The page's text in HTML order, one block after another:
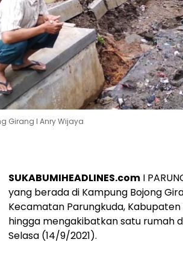
Girang I Anry Wijaya
SUKABUMIHEADLINES.com I
yang berada di Kampung Bojong
Kecamatan Parungkuda,
hingga mengakibatkan satu rumah
Selasa (14/9/2021).